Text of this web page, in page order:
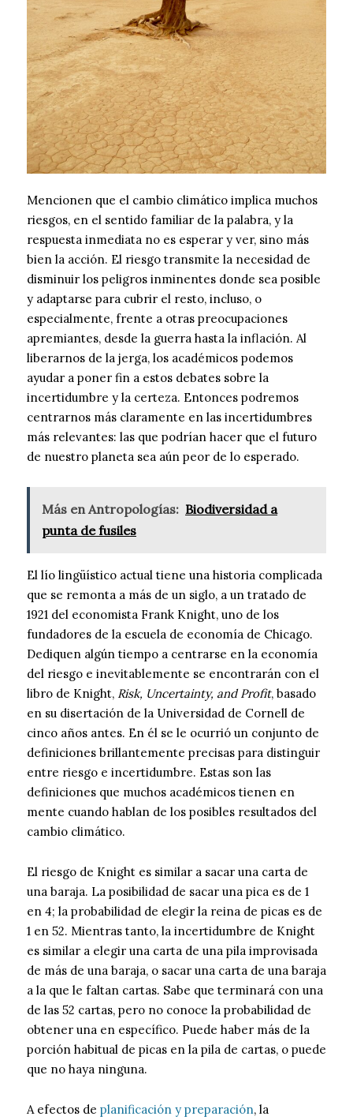
Mencionen que el cambio climático implica muchos
riesgos, en el sentido familiar de la palabra, y la
respuesta inmediata no es esperar y ver, sino más
bien la acción. El riesgo transmite la necesidad de
disminuir los peligros inminentes donde sea posible
y adaptarse para cubrir el resto, incluso, o
especialmente, frente a otras preocupaciones
apremiantes, desde la guerra hasta la inflación. Al
liberarnos de la jerga, los académicos podemos
ayudar a poner fin a estos debates sobre la
incertidumbre y la certeza. Entonces podremos
centrarnos más claramente en las incertidumbres
más relevantes: las que podrían hacer que el futuro
de nuestro planeta sea aún peor de lo esperado.
Más en Antropologías: Biodiversidad a
punta de fusiles
El lío lingüístico actual tiene una historia complicada
que se remonta a más de un siglo, a un tratado de
1921 del economista Frank Knight, uno de los
fundadores de la escuela de economía de Chicago.
Dediquen algún tiempo a centrarse en la economía
del riesgo e inevitablemente se encontrarán con el
libro de Knight, Risk, Uncertainty, and Profit, basado
en su disertación de la Universidad de Cornell de
cinco años antes. En él se le ocurrió un conjunto de
definiciones brillantemente precisas para distinguir
entre riesgo e incertidumbre. Estas son las
definiciones que muchos académicos tienen en
mente cuando hablan de los posibles resultados del
cambio climático.
El riesgo de Knight es similar a sacar una carta de
una baraja. La posibilidad de sacar una pica es de 1
en 4; la probabilidad de elegir la reina de picas es de
1 en 52. Mientras tanto, la incertidumbre de Knight
es similar a elegir una carta de una pila improvisada
de más de una baraja, o sacar una carta de una baraja
a la que le faltan cartas. Sabe que terminará con una
de las 52 cartas, pero no conoce la probabilidad de
obtener una en específico. Puede haber más de la
porción habitual de picas en la pila de cartas, o puede
que no haya ninguna.
A efectos de planificación y preparación, la